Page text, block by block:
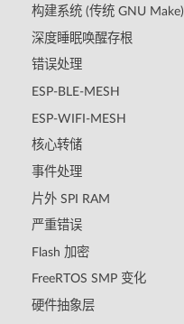
构建系统 (传统 GNU Make)
深度睡眠唤醒存根
错误处理
ESP-BLE-MESH
ESP-WIFI-MESH
核心转储
事件处理
片外 SPI RAM
严重错误
Flash 加密
FreeRTOS SMP 变化
硬件抽象层